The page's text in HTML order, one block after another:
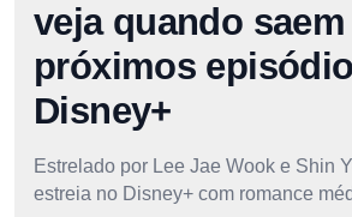
veja quando
próximos
Disney+
Estrelado por Lee Jae Wook e Shin
estreia no Disney+ com romance